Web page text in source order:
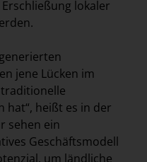
lokaler
jene Lücken im
hat“, heißt es in der
sehen ein
Geschäftsmodell
um ländliche